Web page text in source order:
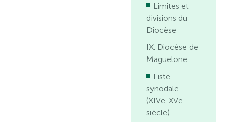
Limites et
divisions du
Diocèse
IX. Diocèse de
Maguelone
Liste
synodale
(XIVe-XVe
siècle)